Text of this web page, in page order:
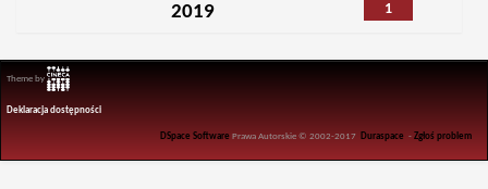
1
2019
Theme by
Deklaracja dostępności
DSpace Software Prawa Autorskie © 2002-2017 Duraspace -Zgłoś problem